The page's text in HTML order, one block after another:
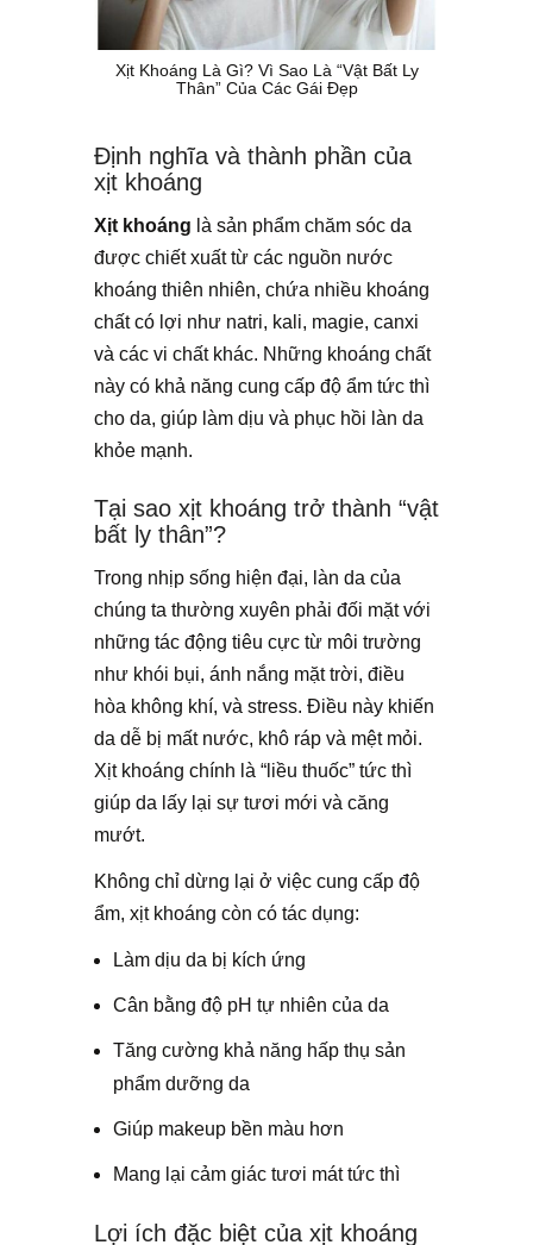
Xịt Khoáng Là Gì? Vì Sao Là “Vật Bất Ly
Thân” Của Các Gái Đẹp
Định nghĩa và thành phần của
xịt khoáng
Xịt khoáng là sản phẩm chăm sóc da
được chiết xuất từ các nguồn nước
khoáng thiên nhiên, chứa nhiều khoáng
chất có lợi như natri, kali, magie, canxi
và các vi chất khác. Những khoáng chất
này có khả năng cung cấp độ ẩm tức thì
cho da, giúp làm dịu và phục hồi làn da
khỏe mạnh.
Tại sao xịt khoáng trở thành “vật
bất ly thân”?
Trong nhịp sống hiện đại, làn da của
chúng ta thường xuyên phải đối mặt với
những tác động tiêu cực từ môi trường
như khói bụi, ánh nắng mặt trời, điều
hòa không khí, và stress. Điều này khiến
da dễ bị mất nước, khô ráp và mệt mỏi.
Xịt khoáng chính là “liều thuốc” tức thì
giúp da lấy lại sự tươi mới và căng
mướt.
Không chỉ dừng lại ở việc cung cấp độ
ẩm, xịt khoáng còn có tác dụng:
Làm dịu da bị kích ứng
Cân bằng độ pH tự nhiên của da
Tăng cường khả năng hấp thụ sản
phẩm dưỡng da
Giúp makeup bền màu hơn
Mang lại cảm giác tươi mát tức thì
Lợi ích đặc biệt của xịt khoáng